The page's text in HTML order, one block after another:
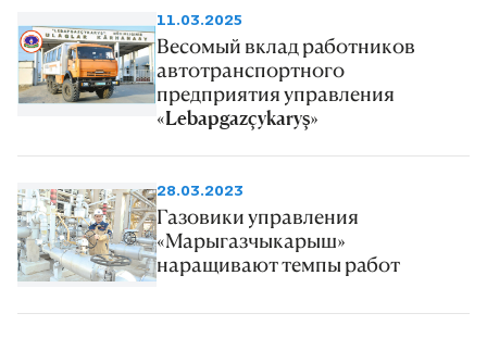
установке комплексной
подготовки газа (УКПГ) и
отправляется внешним и
внутренним потребителям. В 60-
проходят газопроводы Учаджи,
Сейрап, Малай, Багаджа и
Кукуртли.
11.03.2025
Весомый вклад работников
автотранспортного
предприятия управления
«Lebapgazçykaryş»
28.03.2023
Газовики управления
«Марыгазчыкарыш»
наращивают темпы работ